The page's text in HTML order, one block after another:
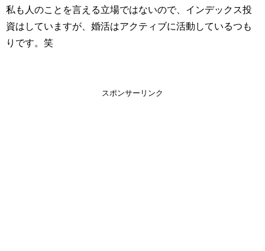
私も人のことを言える立場ではないので、インデックス投
資はしていますが、婚活はアクティブに活動しているつも
りです。笑
スポンサーリンク